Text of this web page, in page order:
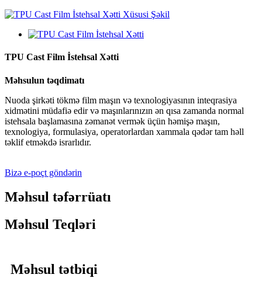
TPU Cast Film İstehsal Xətti
Məhsulun təqdimatı
Nuoda şirkəti tökmə film maşın və texnologiyasının inteqrasiya
xidmətini müdafiə edir və maşınlarınızın ən qısa zamanda normal
istehsala başlamasına zəmanət vermək üçün həmişə maşın,
texnologiya, formulasiya, operatorlardan xammala qədər tam həll
təklif etməkdə israrlıdır.
Bizə e-poçt göndərin
Məhsul təfərrüatı
Məhsul Teqləri
Məhsul tətbiqi